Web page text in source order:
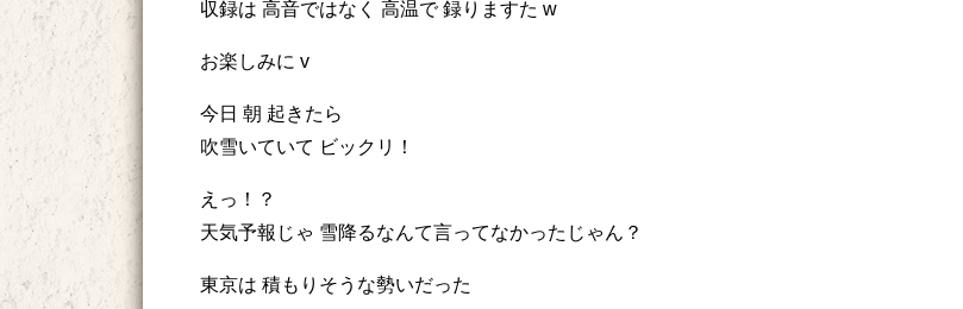
収録は 高音ではなく 高温で 録りますた w
お楽しみに v
今日 朝 起きたら
吹雪いていて ビックリ！
えっ！？
天気予報じゃ 雪降るなんて言ってなかったじゃん？
東京は 積もりそうな勢いだった